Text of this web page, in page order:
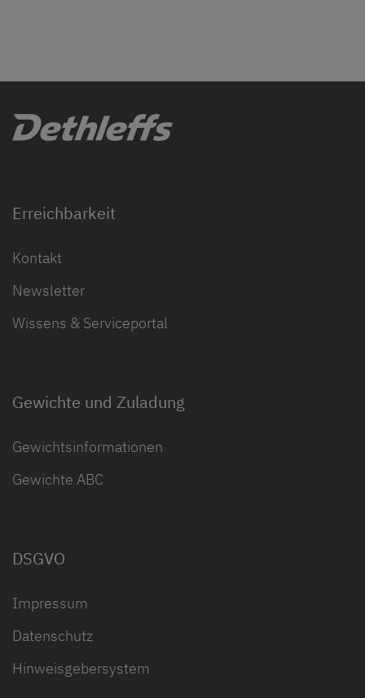
Erreichbarkeit
Kontakt
Newsletter
Wissens & Serviceportal
Gewichte und Zuladung
Gewichtsinformationen
Gewichte ABC
DSGVO
Impressum
Datenschutz
Hinweisgebersystem